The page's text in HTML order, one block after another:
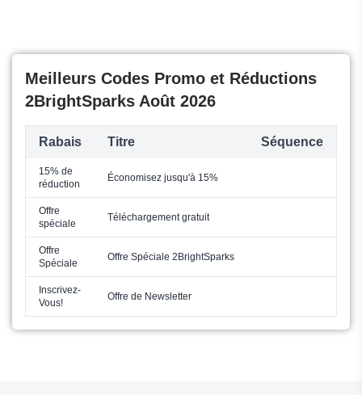
Meilleurs Codes Promo et Réductions
2BrightSparks Août 2026
Rabais Titre Séquence
15% de
réduction
Économisez jusqu'à 15%
Offre
spéciale
Téléchargement gratuit
Offre
Spéciale
Offre Spéciale 2BrightSparks
Inscrivez-
Vous!
Offre de Newsletter